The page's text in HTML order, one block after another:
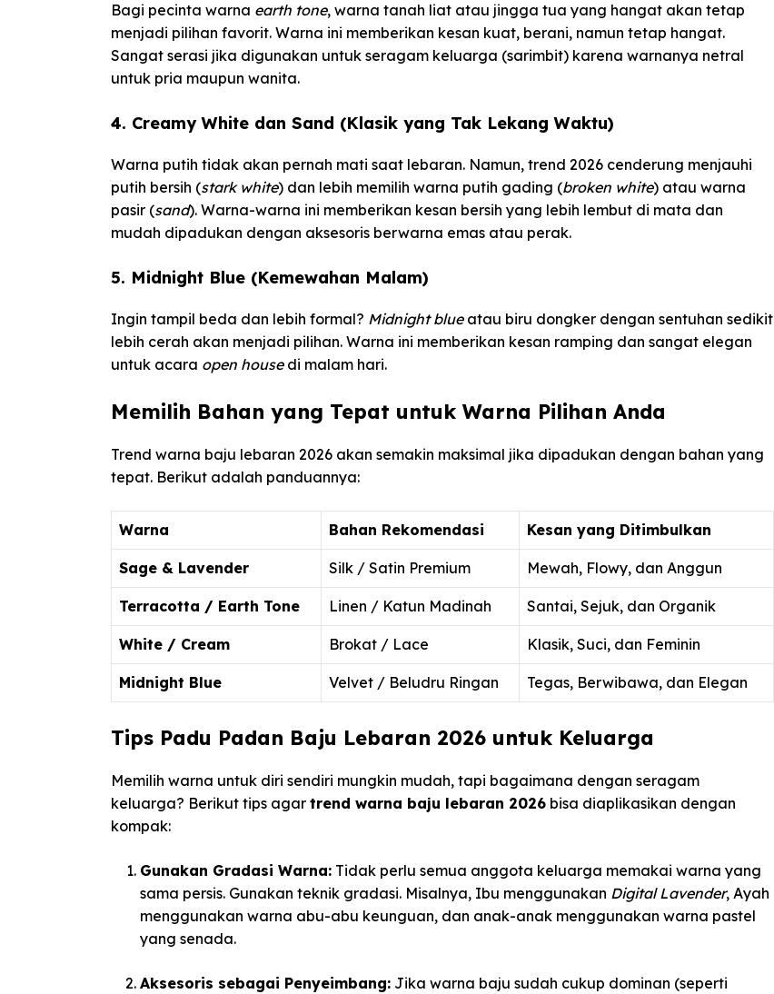
Bagi pecinta warna earth tone, warna tanah liat atau jingga tua yang hangat akan tetap
menjadi pilihan favorit. Warna ini memberikan kesan kuat, berani, namun tetap hangat.
Sangat serasi jika digunakan untuk seragam keluarga (sarimbit) karena warnanya netral
untuk pria maupun wanita.
4. Creamy White dan Sand (Klasik yang Tak Lekang Waktu)
Warna putih tidak akan pernah mati saat lebaran. Namun, trend 2026 cenderung menjauhi
putih bersih (stark white) dan lebih memilih warna putih gading (broken white) atau warna
pasir (sand). Warna-warna ini memberikan kesan bersih yang lebih lembut di mata dan
mudah dipadukan dengan aksesoris berwarna emas atau perak.
5. Midnight Blue (Kemewahan Malam)
Ingin tampil beda dan lebih formal? Midnight blueatau biru dongker dengan sentuhan sedikit
lebih cerah akan menjadi pilihan. Warna ini memberikan kesan ramping dan sangat elegan
untuk acara open housedi malam hari.
Memilih Bahan yang Tepat untuk Warna Pilihan Anda
Trend warna baju lebaran 2026 akan semakin maksimal jika dipadukan dengan bahan yang
tepat. Berikut adalah panduannya:
Warna Bahan Rekomendasi Kesan yang Ditimbulkan
Sage & Lavender Silk / Satin Premium Mewah, Flowy, dan Anggun
Terracotta / Earth Tone Linen / Katun Madinah Santai, Sejuk, dan Organik
White / Cream Brokat / Lace Klasik, Suci, dan Feminin
Midnight Blue Velvet / Beludru Ringan Tegas, Berwibawa, dan Elegan
Tips Padu Padan Baju Lebaran 2026 untuk Keluarga
Memilih warna untuk diri sendiri mungkin mudah, tapi bagaimana dengan seragam
keluarga? Berikut tips agar trend warna baju lebaran 2026 bisa diaplikasikan dengan
kompak:
Gunakan Gradasi Warna: Tidak perlu semua anggota keluarga memakai warna yang
sama persis. Gunakan teknik gradasi. Misalnya, Ibu menggunakan Digital Lavender, Ayah
menggunakan warna abu-abu keunguan, dan anak-anak menggunakan warna pastel
yang senada.
Aksesoris sebagai Penyeimbang: Jika warna baju sudah cukup dominan (seperti